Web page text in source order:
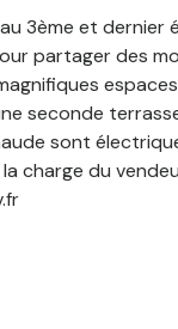
3ème et
partager des
seconde
sont
charge du